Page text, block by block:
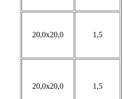
20,0x20,0 1,5
20,0x20,0 1,5